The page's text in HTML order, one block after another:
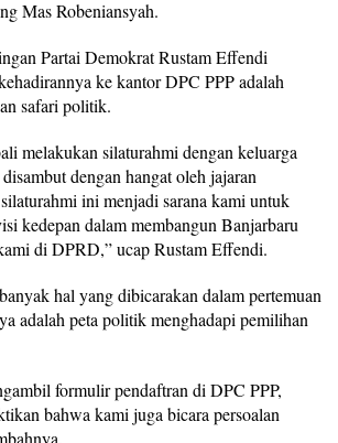
Mas Robeniansyah.
Partai Demokrat Rustam Effendi
ke kantor DPC PPP adalah
safari politik.
melakukan silaturahmi dengan keluarga
dengan hangat oleh jajaran
ini menjadi sarana kami untuk
kedepan dalam membangun Banjarbaru
di DPRD,” ucap Rustam Effendi.
hal yang dibicarakan dalam pertemuan
adalah peta politik menghadapi pemilihan
formulir pendaftran di DPC PPP,
bahwa kami juga bicara persoalan